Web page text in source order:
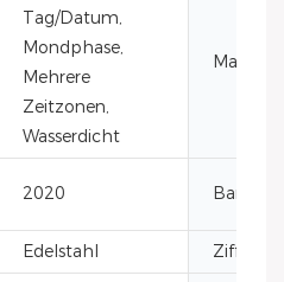
Tag/Datum,
Mondphase,
Mehrere
Zeitzonen,
Wasserdicht
Material:
2020
Edelstahl